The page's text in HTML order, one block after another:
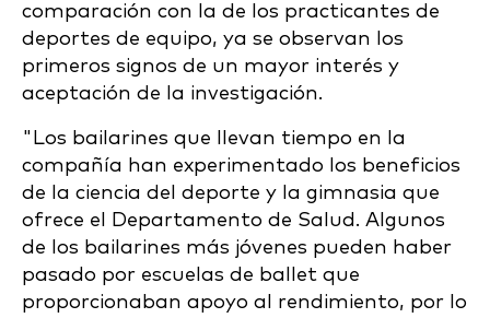
comparación con la de los practicantes de
deportes de equipo, ya se observan los
primeros signos de un mayor interés y
aceptación de la investigación.
"Los bailarines que llevan tiempo en la
compañía han experimentado los beneficios
de la ciencia del deporte y la gimnasia que
ofrece el Departamento de Salud. Algunos
de los bailarines más jóvenes pueden haber
pasado por escuelas de ballet que
proporcionaban apoyo al rendimiento, por lo